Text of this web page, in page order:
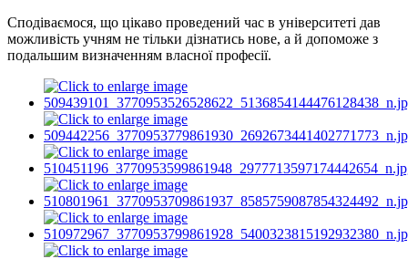
Сподіваємося, що цікаво проведений час в університеті дав
можливість учням не тільки дізнатись нове, а й допоможе з
подальшим визначенням власної професії.